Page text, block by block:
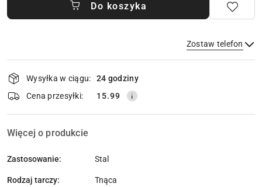
Do koszyka
Zostaw telefon
Wyślij
Dostępność
i
dostawa
Wysyłka w ciągu:
24 godziny
Cena przesyłki:
15.99
Więcej o produkcie
Zastosowanie: Stal
Rodzaj tarczy: Tnąca